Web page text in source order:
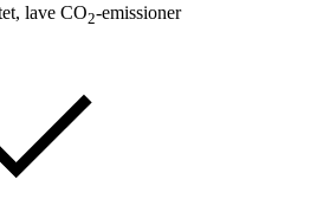
lave CO2-emissioner